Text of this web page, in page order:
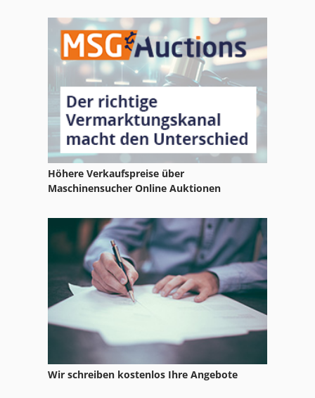
Verleimständer
Höhere Verkaufspreise über
Maschinensucher Online Auktionen
Wir schreiben kostenlos Ihre Angebote